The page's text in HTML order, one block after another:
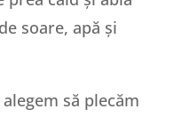
soare, apă și
să plecăm